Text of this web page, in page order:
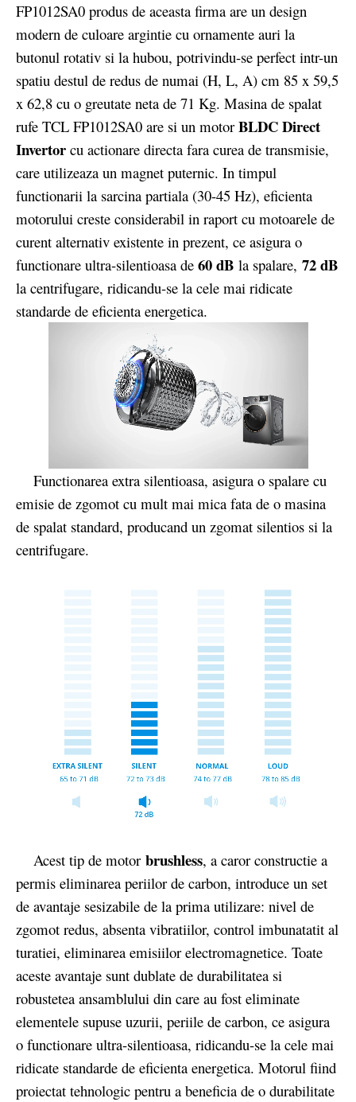
FP1012SA0 produs de aceasta firma are un design
modern de culoare argintie cu ornamente auri la
butonul rotativ si la hubou, potrivindu-se perfect intr-un
spatiu destul de redus de numai (H, L, A) cm 85 x 59,5
x 62,8 cu o greutate neta de 71 Kg. Masina de spalat
rufe TCL FP1012SA0 are si un motor BLDCDirect
Invertor cu actionare directa fara curea de transmisie,
care utilizeaza un magnet puternic. In timpul
functionarii la sarcina partiala (30-45 Hz), eficienta
motorului creste considerabil in raport cu motoarele de
curent alternativ existente in prezent, ce asigura o
functionare ultra-silentioasa de 60 dB la spalare, 72 dB
la centrifugare, ridicandu-se la cele mai ridicate
standarde de eficienta energetica.
Functionarea extra silentioasa, asigura o spalare cu
emisie de zgomot cu mult mai mica fata de o masina
de spalat standard, producand un zgomat silentios si la
centrifugare.
Acest tip de motor brushless, a caror constructie a
permis eliminarea periilor de carbon, introduce un set
de avantaje sesizabile de la prima utilizare: nivel de
zgomot redus, absenta vibratiilor, control imbunatatit al
turatiei, eliminarea emisiilor electromagnetice. Toate
aceste avantaje sunt dublate de durabilitatea si
robustetea ansamblului din care au fost eliminate
elementele supuse uzurii, periile de carbon, ce asigura
o functionare ultra-silentioasa, ridicandu-se la cele mai
ridicate standarde de eficienta energetica. Motorul fiind
proiectat tehnologic pentru a beneficia de o durabilitate